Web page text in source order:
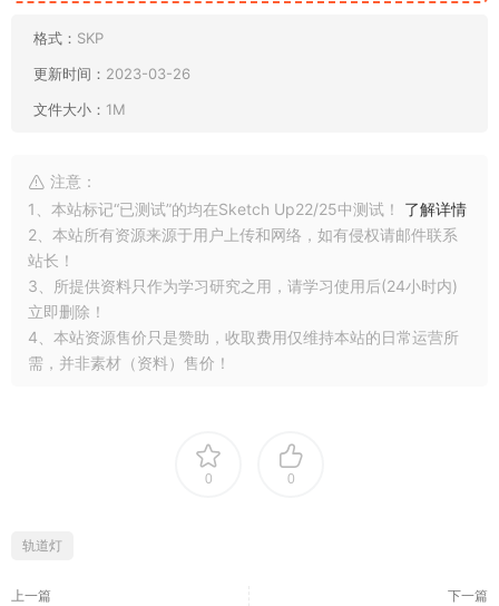
格式： SKP
更新时间： 2023-03-26
文件大小： 1M
注意：
1、本站标记“已测试”的均在Sketch Up22/25中测试！ 了解详情
2、本站所有资源来源于用户上传和网络，如有侵权请邮件联系
站长！
3、所提供资料只作为学习研究之用，请学习使用后(24小时内)
立即删除！
4、本站资源售价只是赞助，收取费用仅维持本站的日常运营所
需，并非素材（资料）售价！
0 0
轨道灯
上一篇 下一篇